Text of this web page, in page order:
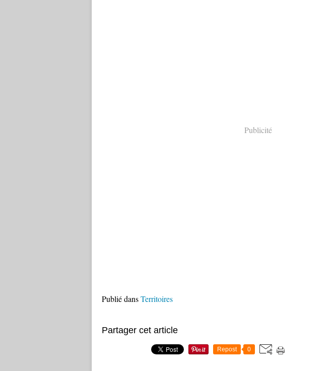
Publicité
Publié dansTerritoires
Partager cet article
Repost 0